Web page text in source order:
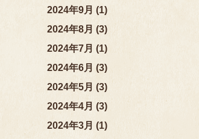
2024年9月 (1)
2024年8月 (3)
2024年7月 (1)
2024年6月 (3)
2024年5月 (3)
2024年4月 (3)
2024年3月 (1)